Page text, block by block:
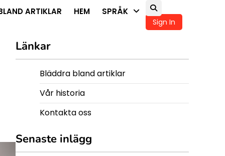
ARTIKLAR HEM SPRÅK
Sign In
Länkar
Bläddra bland artiklar
Vår historia
Kontakta oss
Senaste inlägg